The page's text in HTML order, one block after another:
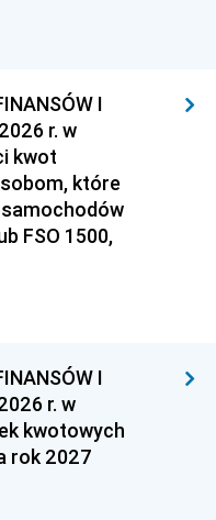
I
r. w
kwot
które
samochodów
FSO 1500,
I
r. w
kwotowych
rok 2027